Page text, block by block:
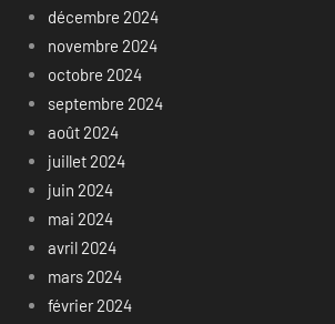
décembre 2024
novembre 2024
octobre 2024
septembre 2024
août 2024
juillet 2024
juin 2024
mai 2024
avril 2024
mars 2024
février 2024